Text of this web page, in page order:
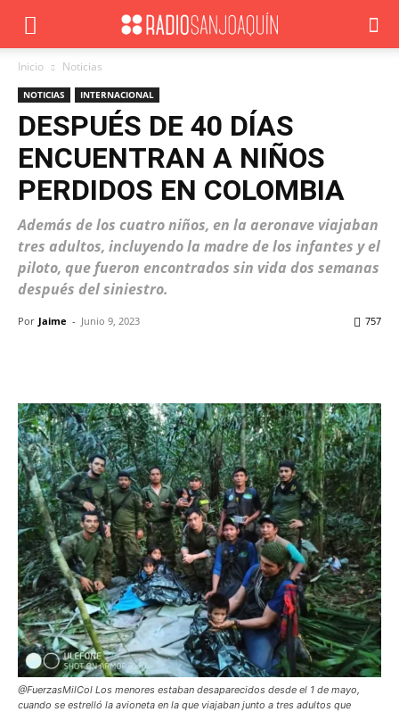
Inicio Noticias
NOTICIAS INTERNACIONAL
DESPUÉS DE 40 DÍAS
ENCUENTRAN A NIÑOS
PERDIDOS EN COLOMBIA
Además de los cuatro niños, en la aeronave viajaban
tres adultos, incluyendo la madre de los infantes y el
piloto, que fueron encontrados sin vida dos semanas
después del siniestro.
Por Jaime - Junio 9, 2023 757
@FuerzasMilCol Los menores estaban desaparecidos desde el 1 de mayo,
cuando se estrelló la avioneta en la que viajaban junto a tres adultos que